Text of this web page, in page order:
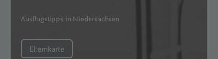
Ausflugstipps in Niedersachsen
Elternkarte